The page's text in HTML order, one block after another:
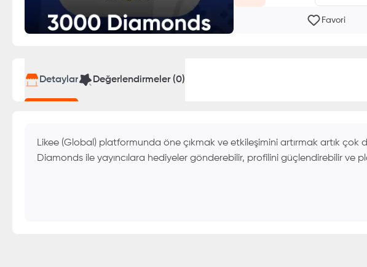
Favori
Detaylar Değerlendirmeler (0)
Likee (Global) platformunda öne çıkmak ve etkileşimini artırmak artık çok
Diamonds ile yayıncılara hediyeler gönderebilir, profilini güçlendirebilir ve